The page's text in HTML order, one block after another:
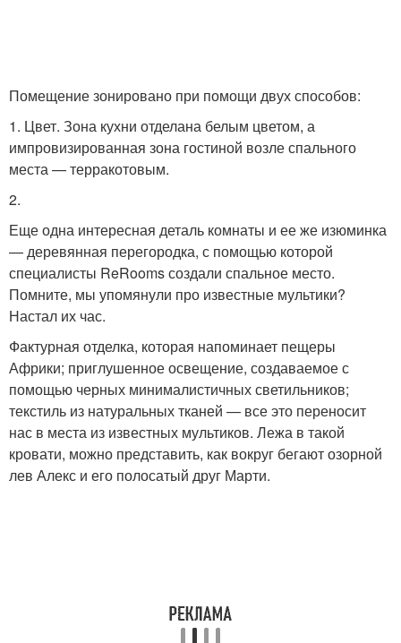
Помещение зонировано при помощи двух способов:
1. Цвет. Зона кухни отделана белым цветом, а
импровизированная зона гостиной возле спального
места — терракотовым.
2.
Еще одна интересная деталь комнаты и ее же изюминка
— деревянная перегородка, с помощью которой
специалисты ReRooms создали спальное место.
Помните, мы упомянули про известные мультики?
Настал их час.
Фактурная отделка, которая напоминает пещеры
Африки; приглушенное освещение, создаваемое с
помощью черных минималистичных светильников;
текстиль из натуральных тканей — все это переносит
нас в места из известных мультиков. Лежа в такой
кровати, можно представить, как вокруг бегают озорной
лев Алекс и его полосатый друг Марти.